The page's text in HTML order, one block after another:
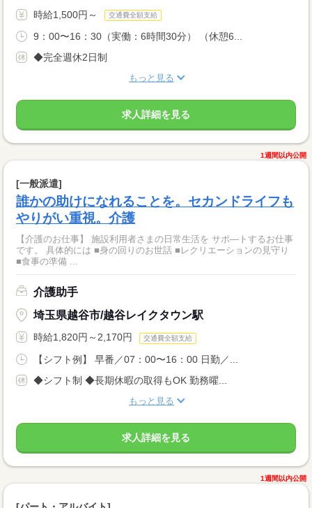
時給1,500円～ 交通費全額支給
9：00〜16：30（実働：6時間30分） （休憩6...
◆完全週休2日制
もっと見る
求人詳細を見る
1週間以内公開
[一般派遣]
誰かの助けになれることを。セカンドライフも
やりがい重視。介護
【介護のお仕事】 施設利用者さまの日常生活を サポ―トするお仕事
です。 具体的には ■身の回りのお世話 ■レクリエーションの見守り
■食事の準備 ...
介護助手
埼玉県越谷市/越谷レイクタウン駅
時給1,820円～2,170円 交通費全額支給
【シフト例】 早番／07：00〜16：00 日勤／...
◆シフト制 ◆長期休暇の取得もOK 勤務曜...
もっと見る
求人詳細を見る
1週間以内公開